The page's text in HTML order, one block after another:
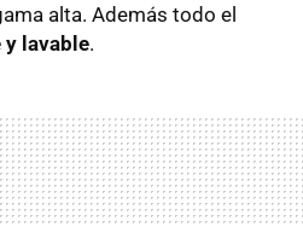
alta. Además todo el
lavable.